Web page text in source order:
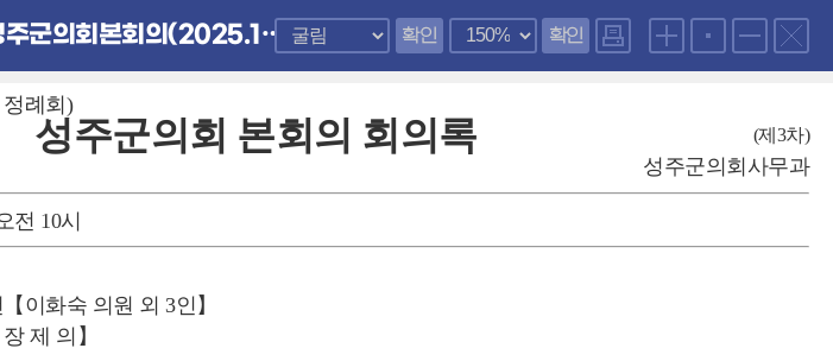
제294회 제3차 성주군의회본회의(2025.11.26. 수요일) 확인 확인
례회)
성주군의회 본회의 회의록 (제3차)
성주군의회사무과
전 10시
이화숙 의원 외 3인】
제 의】